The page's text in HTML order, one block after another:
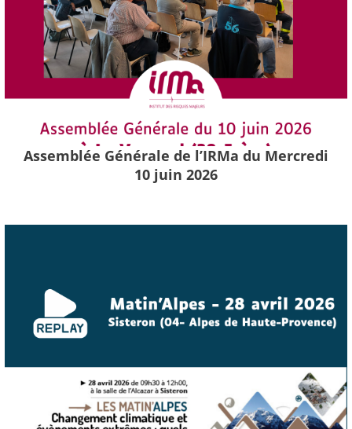
Assemblée Générale de l’IRMa du Mercredi
10 juin 2026